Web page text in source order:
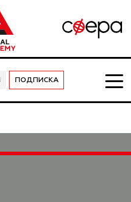
ПОДПИСКА